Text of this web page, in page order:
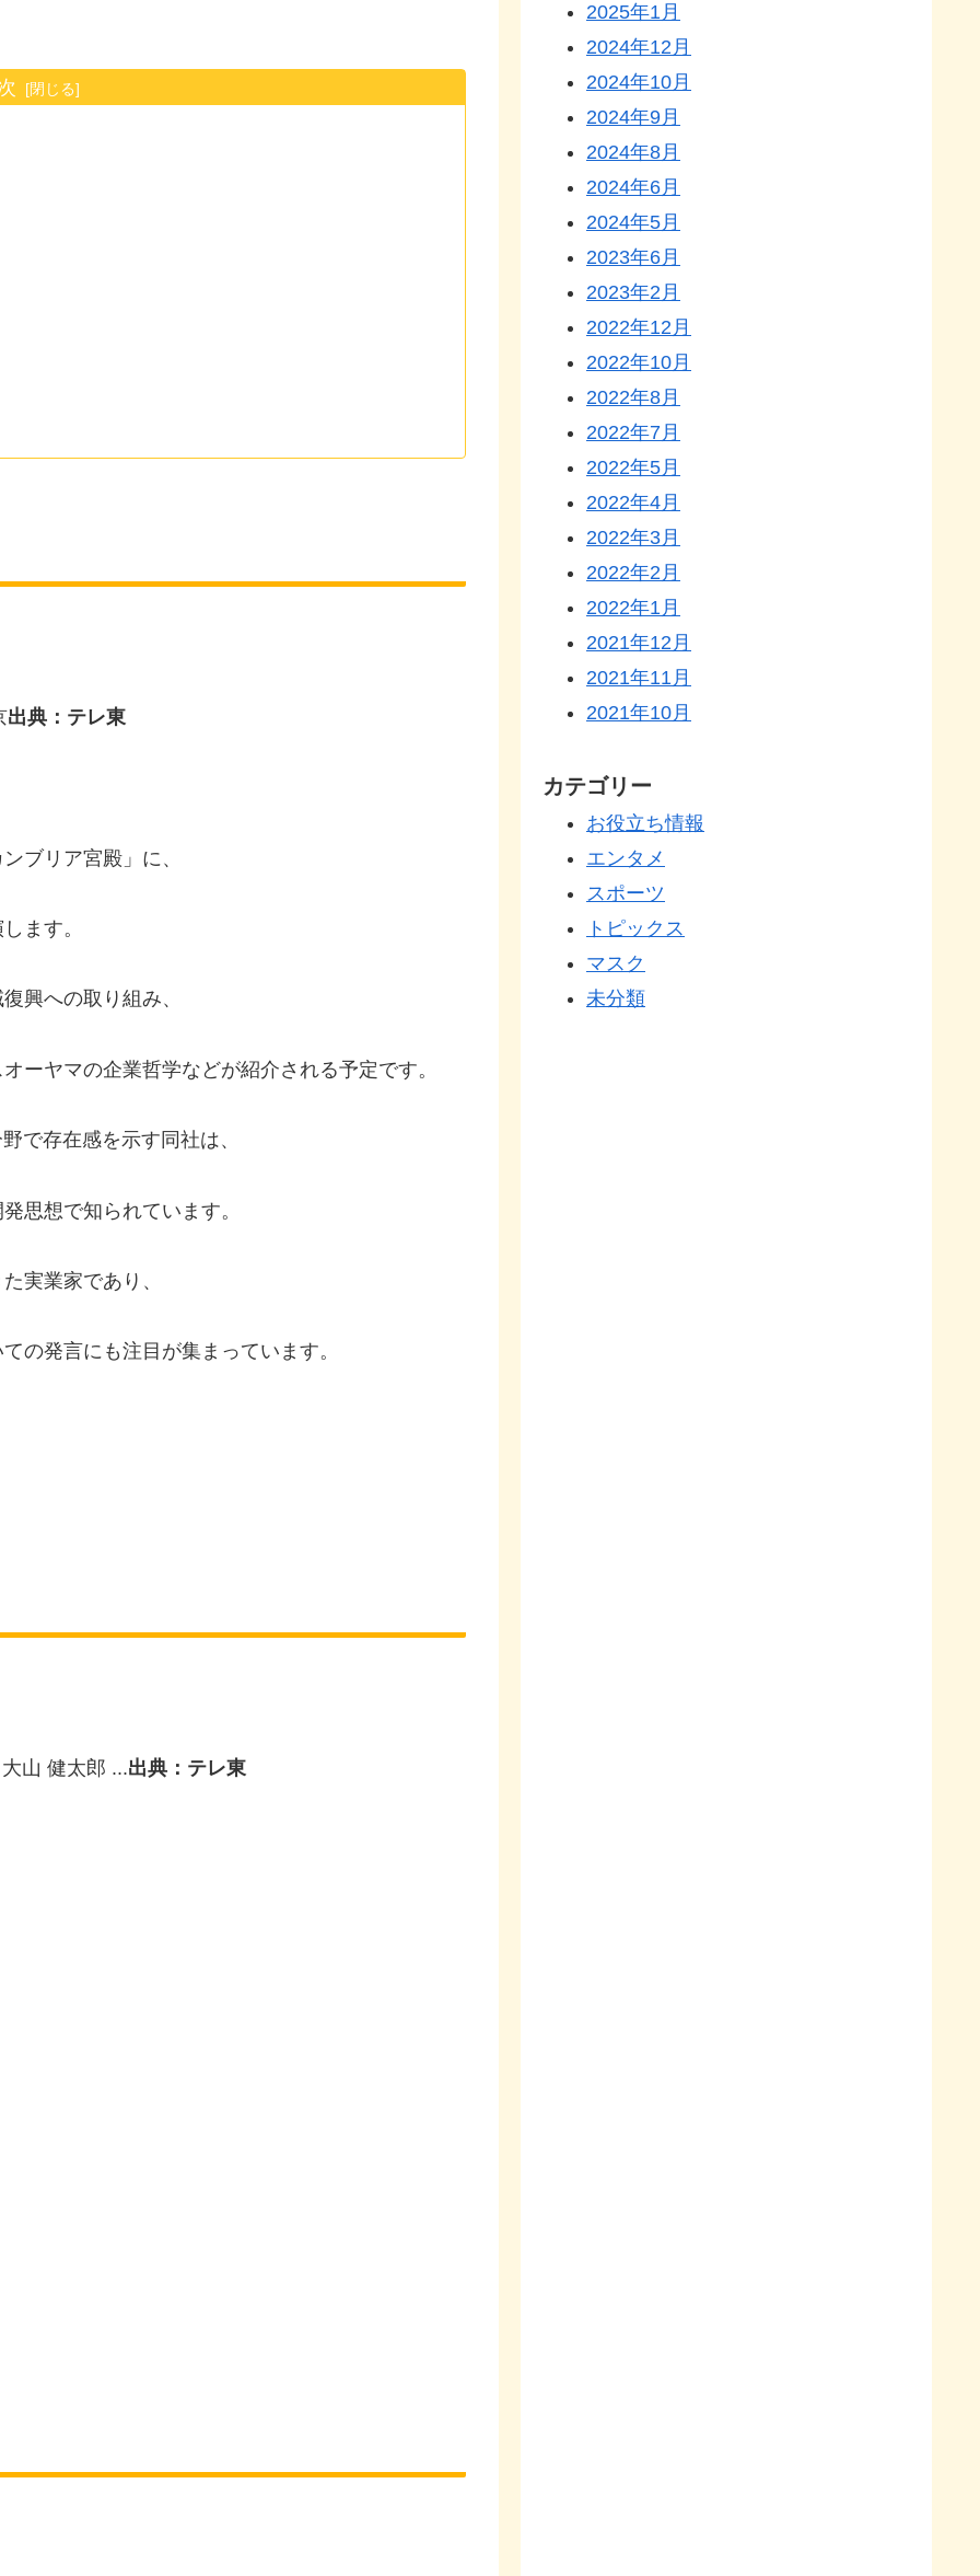
出典：テレ東
ブリア宮殿」に、
ます。
興への取り組み、
ーヤマの企業哲学などが紹介される予定です。
で存在感を示す同社は、
思想で知られています。
実業家であり、
の発言にも注目が集まっています。
出典：テレ東
2025年1月
2024年12月
2024年10月
2024年9月
2024年8月
2024年6月
2024年5月
2023年6月
2023年2月
2022年12月
2022年10月
2022年8月
2022年7月
2022年5月
2022年4月
2022年3月
2022年2月
2022年1月
2021年12月
2021年11月
2021年10月
カテゴリー
お役立ち情報
エンタメ
スポーツ
トピックス
マスク
未分類